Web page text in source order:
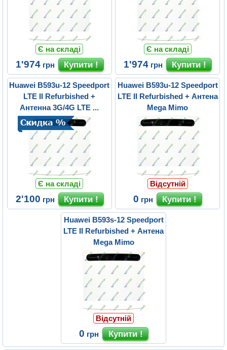
Є на складі
1'974 грн
Є на складі
1'974 грн
Huawei B593u-12 Speedport
LTE II Refurbished +
Антенна 3G/4G LTE ...
Є на складі
2'100 грн
Huawei B593u-12 Speedport
LTE II Refurbished + Антена
Mega Mimo
Відсутній
0 грн
Huawei B593s-12 Speedport
LTE II Refurbished + Антена
Mega Mimo
Відсутній
0 грн